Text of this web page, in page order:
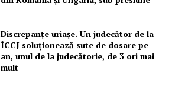
Discrepanțe uriașe. Un judecător de la
ÎCCJ soluționează sute de dosare pe
an, unul de la judecătorie, de 3 ori mai
mult